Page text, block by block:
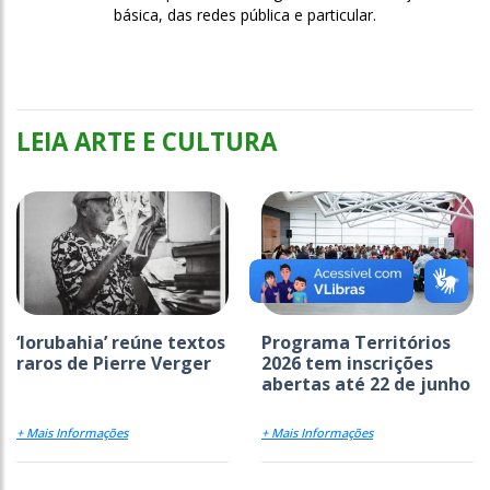
básica, das redes pública e particular.
LEIA ARTE E CULTURA
‘Iorubahia’ reúne textos
raros de Pierre Verger
+ Mais Informações
Programa Territórios
2026 tem inscrições
abertas até 22 de junho
+ Mais Informações